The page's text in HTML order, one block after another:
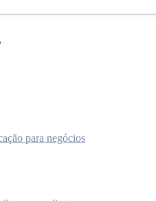
para negócios